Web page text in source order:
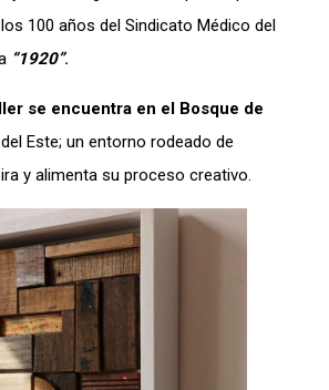
100 años del Sindicato Médico del
“1920”.
se encuentra en el Bosque de
Este; un entorno rodeado de
y alimenta su proceso creativo.